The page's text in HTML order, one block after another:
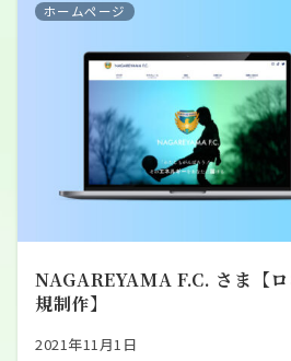
ホームページ
NAGAREYAMA F.C. さま【
規制作】
2021年11月1日